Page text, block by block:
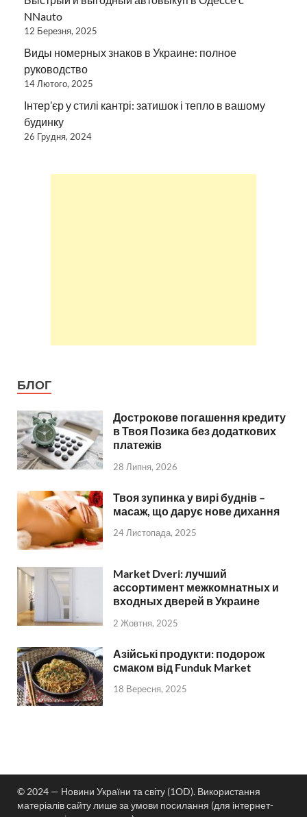
NNauto
12 Березня, 2025
Виды номерных знаков в Украине: полное
руководство
14 Лютого, 2025
Інтер’єр у стилі кантрі: затишок і тепло в вашому
будинку
26 Грудня, 2024
БЛОГ
Дострокове погашення кредиту
в Твоя Позика без додаткових
платежів
28 Липня, 2026
Твоя зупинка у вирі буднів –
масаж, що дарує нове дихання
24 Листопада, 2025
Market Dveri: лучший
ассортимент межкомнатных и
входных дверей в Украине
2 Жовтня, 2025
Азійські продукти: подорож
смаком від Funduk Market
18 Вересня, 2025
© 2024 — Новини України та світу (1OD). Використання
матеріалів сайту лише за умови посилання (для інтернет-